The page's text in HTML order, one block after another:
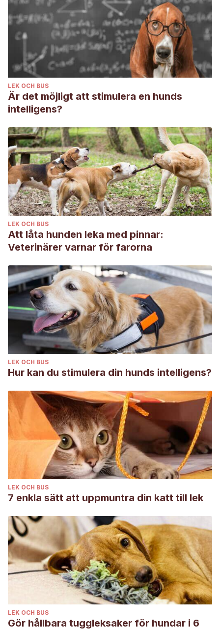
LEK OCH BUS
Är det möjligt att stimulera en hunds
intelligens?
LEK OCH BUS
Att låta hunden leka med pinnar:
Veterinärer varnar för farorna
LEK OCH BUS
Hur kan du stimulera din hunds intelligens?
LEK OCH BUS
7 enkla sätt att uppmuntra din katt till lek
LEK OCH BUS
Gör hållbara tuggleksaker för hundar i 6